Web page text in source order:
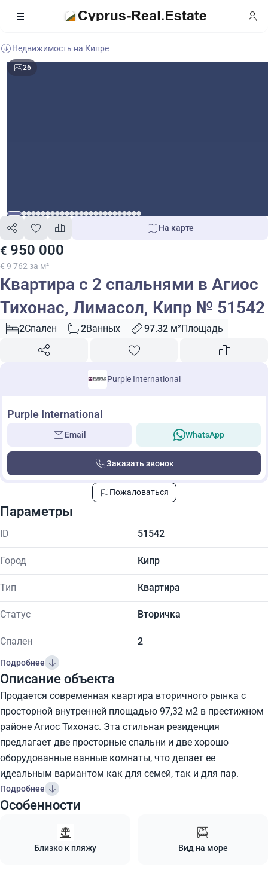
Недвижимость на Кипре
26
€ 950 000
€ 9 762 за м²
На карте
Квартира с 2 спальнями в Агиос
Тихонас, Лимасол, Кипр № 51542
2Спален 2Ванных 97.32 м²Площадь
Purple International
Purple International
Email WhatsApp
Заказать звонок
Пожаловаться
Параметры
ID 51542
Город Кипр
Тип Квартира
Статус Вторичка
Спален 2
Подробнее
Описание объекта
Продается современная квартира вторичного рынка с
просторной внутренней площадью 97,32 м2 в престижном
районе Агиос Тихонас. Эта стильная резиденция
предлагает две просторные спальни и две хорошо
оборудованные ванные комнаты, что делает ее
идеальным вариантом как для семей, так и для пар.
Подробнее
Особенности
Близко к пляжу Вид на море